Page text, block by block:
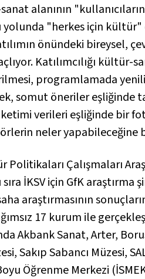
alanının
yolunda "herkes için
önündeki bireysel,
Katılımcılığı kültür-
programlamada
öneriler eşliğinde
verileri eşliğinde bir
neler yapabileceğine
Çalışmaları
sıra İKSV için GfK
araştırmasının
17 kurum ile
Akbank Sanat, Arter,
Sakıp Sabancı Müzesi,
Öğrenme Merkezi